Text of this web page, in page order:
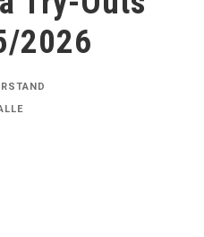
2026